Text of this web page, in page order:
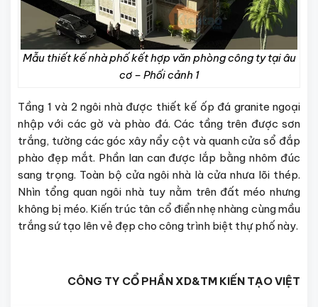
Mẫu thiết kế nhà phố kết hợp văn phòng công ty tại âu
cơ – Phối cảnh 1
Tầng 1 và 2 ngôi nhà được thiết kế ốp đá granite ngoại
nhập với các gờ và phào đá. Các tầng trên được sơn
trắng, tường các góc xây nẩy cột và quanh cửa sổ đắp
phào đẹp mắt. Phần lan can được lắp bằng nhôm đúc
sang trọng. Toàn bộ cửa ngôi nhà là cửa nhưa lõi thép.
Nhìn tổng quan ngôi nhà tuy nằm trên đất méo nhưng
không bị méo. Kiến trúc tân cổ điển nhẹ nhàng cùng mầu
trắng sứ tạo lên vẻ đẹp cho công trình biệt thự phố này.
CÔNG TY CỔ PHẦN XD&TM KIẾN TẠO VIỆT